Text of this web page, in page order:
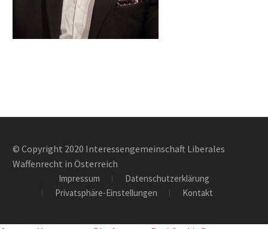
© Copyright 2020 Interessengemeinschaft Liberales
Waffenrecht in Österreich
Impressum
Datenschutzerklärung
Privatsphäre-Einstellungen
Kontakt